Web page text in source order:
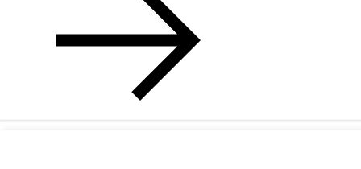
НОВА
КАРТА
ЗДРАВЕТО